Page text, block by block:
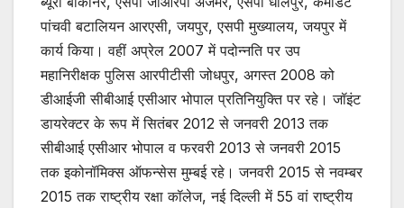
पांचवी बटालियन आरएसी, जयपुर, एसपी मुख्यालय, जयपुर में
कार्य किया। वहीं अप्रेल 2007 में पदोन्नति पर उप
महानिरीक्षक पुलिस आरपीटीसी जोधपुर, अगस्त 2008 को
डीआईजी सीबीआई एसीआर भोपाल प्रतिनियुक्ति पर रहे। जॉइंट
डायरेक्टर के रूप में सितंबर 2012 से जनवरी 2013 तक
सीबीआई एसीआर भोपाल व फरवरी 2013 से जनवरी 2015
तक इकोनॉमिक्स ऑफन्सेस मुम्बई रहे। जनवरी 2015 से नवम्बर
2015 तक राष्ट्रीय रक्षा कॉलेज, नई दिल्ली में 55 वां राष्ट्रीय